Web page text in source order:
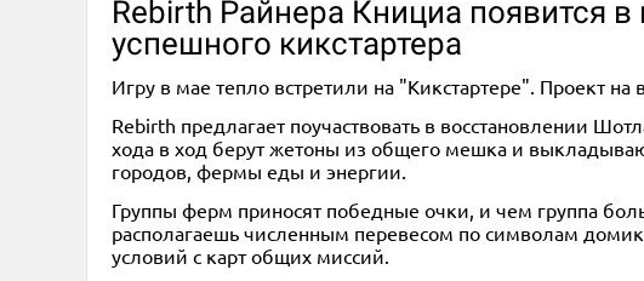
Rebirth Райнера Книциа появится
успешного кикстартера
Игру в мае тепло встретили на "Кикстартере". Проект
Rebirth предлагает поучаствовать в восстановлении
хода в ход берут жетоны из общего мешка и
городов, фермы еды и энергии.
Группы ферм приносят победные очки, и чем группа
располагаешь численным перевесом по символам
условий с карт общих миссий.